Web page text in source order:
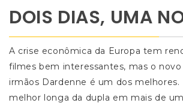
DOIS DIAS, UMA
A crise econômica da Europa tem
filmes bem interessantes, mas o
irmãos Dardenne é um dos
melhor longa da dupla em mais de